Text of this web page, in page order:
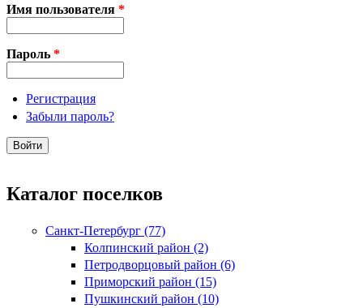
Имя пользователя *
Пароль *
Регистрация
Забыли пароль?
Каталог поселков
Санкт-Петербург (77)
Колпинский район (2)
Петродворцовый район (6)
Приморский район (15)
Пушкинский район (10)